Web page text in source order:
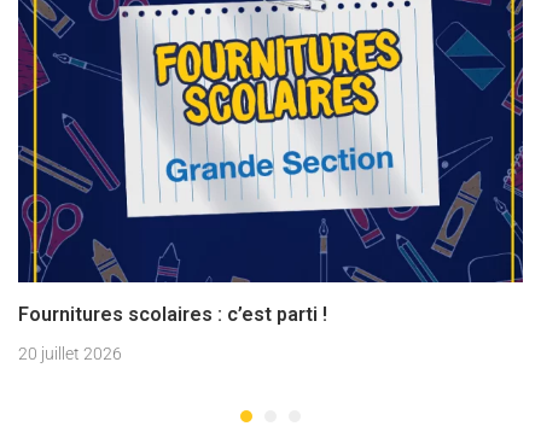
Fournitures scolaires : c’est parti !
20 juillet 2026